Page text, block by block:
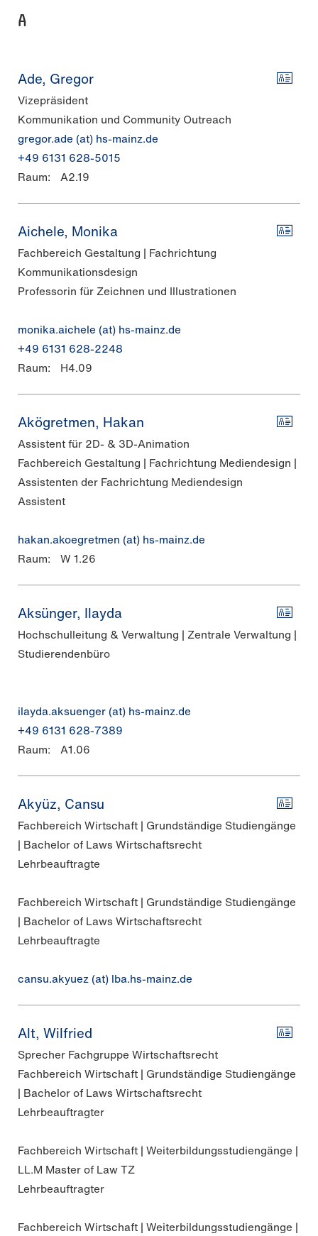
A
Ade, Gregor
Vizepräsident
Kommunikation und Community Outreach
gregor.ade (at) hs-mainz.de
+49 6131 628-5015
Raum:
A2.19
Aichele, Monika
Fachbereich Gestaltung | Fachrichtung
Kommunikationsdesign
Professorin für Zeichnen und Illustrationen
monika.aichele (at) hs-mainz.de
+49 6131 628-2248
Raum:
H4.09
Akögretmen, Hakan
Assistent für 2D- & 3D-Animation
Fachbereich Gestaltung | Fachrichtung Mediendesign |
Assistenten der Fachrichtung Mediendesign
Assistent
hakan.akoegretmen (at) hs-mainz.de
Raum:
W 1.26
Aksünger, Ilayda
Hochschulleitung & Verwaltung | Zentrale Verwaltung |
Studierendenbüro
ilayda.aksuenger (at) hs-mainz.de
+49 6131 628-7389
Raum:
A1.06
Akyüz, Cansu
Fachbereich Wirtschaft | Grundständige Studiengänge
| Bachelor of Laws Wirtschaftsrecht
Lehrbeauftragte
Fachbereich Wirtschaft | Grundständige Studiengänge
| Bachelor of Laws Wirtschaftsrecht
Lehrbeauftragte
cansu.akyuez (at) lba.hs-mainz.de
Alt, Wilfried
Sprecher Fachgruppe Wirtschaftsrecht
Fachbereich Wirtschaft | Grundständige Studiengänge
| Bachelor of Laws Wirtschaftsrecht
Lehrbeauftragter
Fachbereich Wirtschaft | Weiterbildungsstudiengänge |
LL.M Master of Law TZ
Lehrbeauftragter
Fachbereich Wirtschaft | Weiterbildungsstudiengänge |